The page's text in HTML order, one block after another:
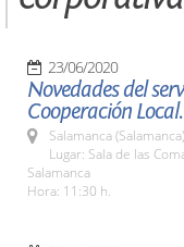
23/06/2020
Novedades del
Cooperación Local.
Salamanca (Salamanca)
Lugar: Sala de las
Salamanca
Hora: 11:30 h.